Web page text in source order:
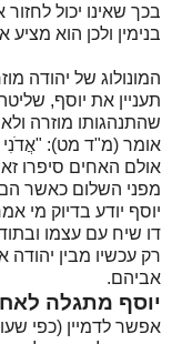
בכך שאינו יכול
בנימין ולכן הוא
המונולוג של יהודה
תעניין את יוסף,
שהתנהגותו מוזרה
אומר (מ"ד מט):
אולם האחים סיפרו
מפני השלום כאשר
יוסף יודע בדיוק מי
דו שיח עם עצמו
רק עכשיו מבין
אביהם.
יוסף מתגלה
אפשר לדמיין (כפי